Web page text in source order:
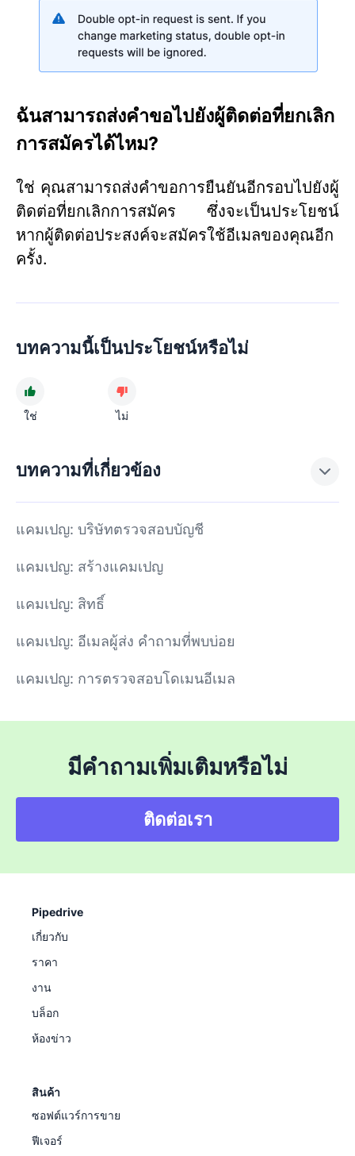
ฉันสามารถส่งคำขอไปยังผู้ติดต่อที่ยกเลิก
การสมัครได้ไหม?
ใช่ คุณสามารถส่งคำขอการยืนยันอีกรอบไปยังผู้
ติดต่อที่ยกเลิกการสมัคร ซึ่งจะเป็นประโยชน์
หากผู้ติดต่อประสงค์จะสมัครใช้อีเมลของคุณอีก
ครั้ง.
บทความนี้เป็นประโยชน์หรือไม่
ใช่ ไม่
บทความที่เกี่ยวข้อง
แคมเปญ: บริษัทตรวจสอบบัญชี
แคมเปญ: สร้างแคมเปญ
แคมเปญ: สิทธิ์
แคมเปญ: อีเมลผู้ส่ง คำถามที่พบบ่อย
แคมเปญ: การตรวจสอบโดเมนอีเมล
มีคำถามเพิ่มเติมหรือไม่
ติดต่อเรา
Pipedrive
เกี่ยวกับ
ราคา
งาน
บล็อก
ห้องข่าว
สินค้า
ซอฟต์แวร์การขาย
ฟีเจอร์